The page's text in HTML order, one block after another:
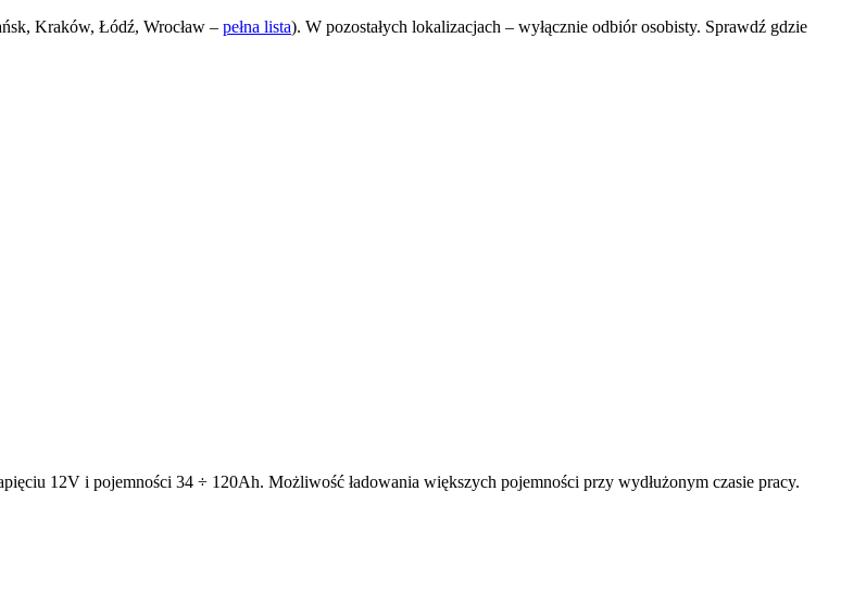
Kraków, Łódź, Wrocław – pełna lista). W pozostałych lokalizacjach – wyłącznie odbiór osobisty. Sprawdź gdzie
12V i pojemności 34 ÷ 120Ah. Możliwość ładowania większych pojemności przy wydłużonym czasie pracy.